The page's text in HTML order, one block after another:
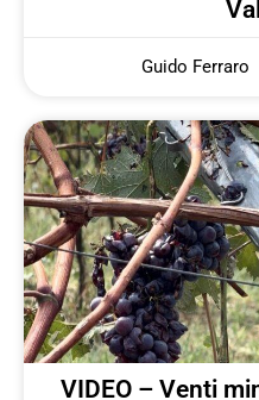
Guido Ferraro
VIDEO – Venti